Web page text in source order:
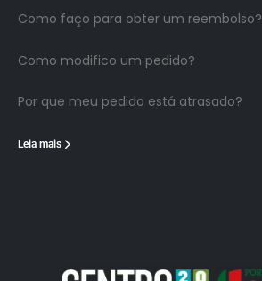
Como faço para obter um reembolso?
Como modifico um pedido?
Por que meu pedido está atrasado?
Leia mais